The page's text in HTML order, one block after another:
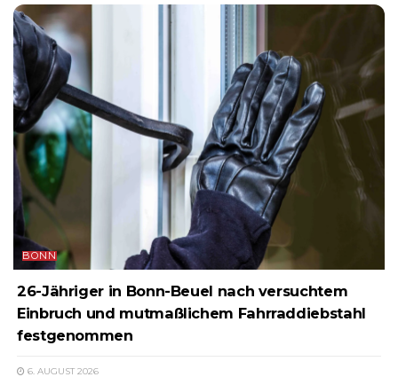
BONN
26-Jähriger in Bonn-Beuel nach versuchtem
Einbruch und mutmaßlichem Fahrraddiebstahl
festgenommen
6. AUGUST 2026